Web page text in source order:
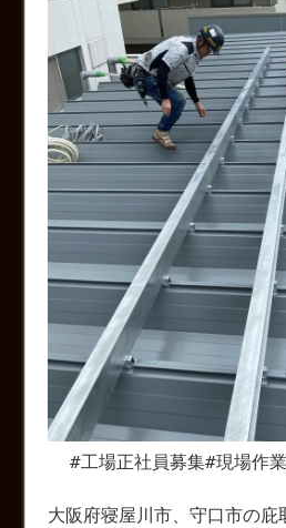
#工場正社員募集#現場作
大阪府寝屋川市、守口市の庇